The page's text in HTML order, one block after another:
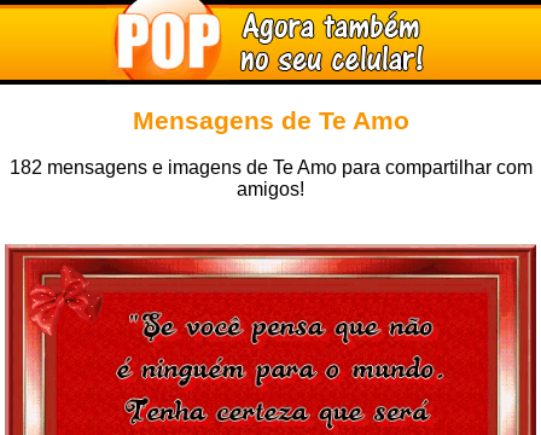
Mensagens de Te Amo
182 mensagens e imagens de Te Amo para compartilhar com
amigos!